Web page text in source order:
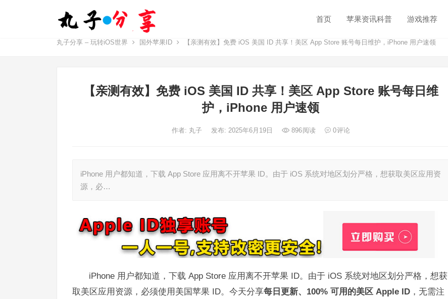
首页 苹果资讯科普 游戏推荐
丸子分享 – 玩转iOS世界 国外苹果ID 【亲测有效】免费 iOS 美国 ID 共享！美区 App Store 账号每日维护，iPhone 用户速领
【亲测有效】免费 iOS 美国 ID 共享！美区 App Store 账号每日维
护，iPhone 用户速领
作者: 丸子 发布: 2025年6月19日 896阅读 0评论
iPhone 用户都知道，下载 App Store 应用离不开苹果 ID。由于 iOS 系统对地区划分严格，想获取美区应用资
源，必…
iPhone 用户都知道，下载 App Store 应用离不开苹果 ID。由于 iOS 系统对地区划分严格，想获
取美区应用资源，必须使用美国苹果 ID。今天分享每日更新、100% 可用的美区 Apple ID ，无需注